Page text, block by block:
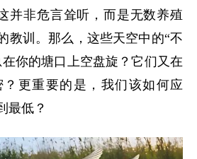
并非危言耸听，而是无数养殖
教训。那么，这些天空中的“不
你的塘口上空盘旋？它们又在
更重要的是，我们该如何应
最低？